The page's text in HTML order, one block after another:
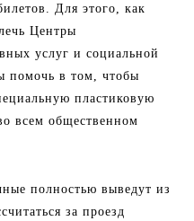
Для этого, как
Центры
услуг и социальной
помочь в том, чтобы
пластиковую
всем общественном
полностью выведут из
за проезд